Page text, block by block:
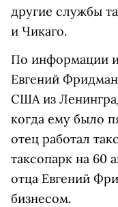
другие службы
и Чикаго.
По информации
Евгений Фридман
США из
когда ему было
отец работал
таксопарк на 60
отца Евгений
бизнесом.